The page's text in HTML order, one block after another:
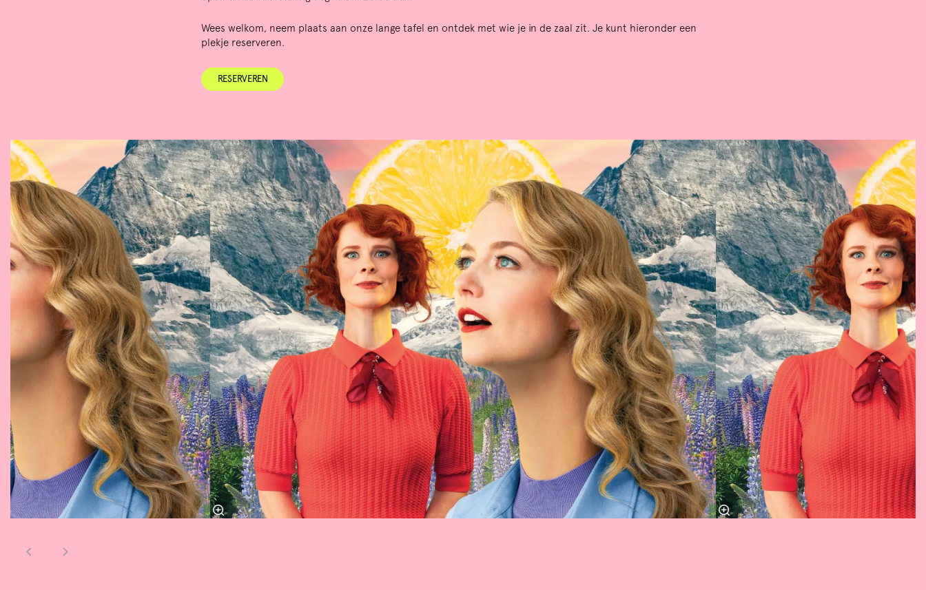
Wees welkom, neem plaats aan onze lange tafel en ontdek met wie je in de zaal zit. Je kunt hieronder een
plekje reserveren.
RESERVEREN
Overslaan